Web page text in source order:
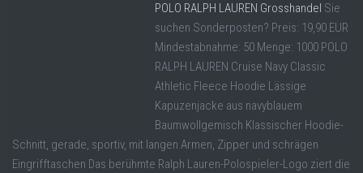
POLO RALPH LAUREN Grosshandel Sie
suchen Sonderposten? Preis: 19,90 EUR
Mindestabnahme: 50 Menge: 1000 POLO
RALPH LAUREN Cruise Navy Classic
Athletic Fleece Hoodie Lässige
Kapuzenjacke aus navyblauem
Baumwollgemisch Klassischer Hoodie-
Schnitt, gerade, sportiv, mit langen Armen, Zipper und schrägen
Eingrifftaschen Das berühmte Ralph Lauren-Polospieler-Logo ziert die